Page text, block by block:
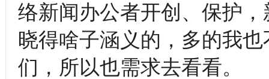
络新闻办公者开创、保护
晓得啥子涵义的，多的我
们，所以也需求去看看。